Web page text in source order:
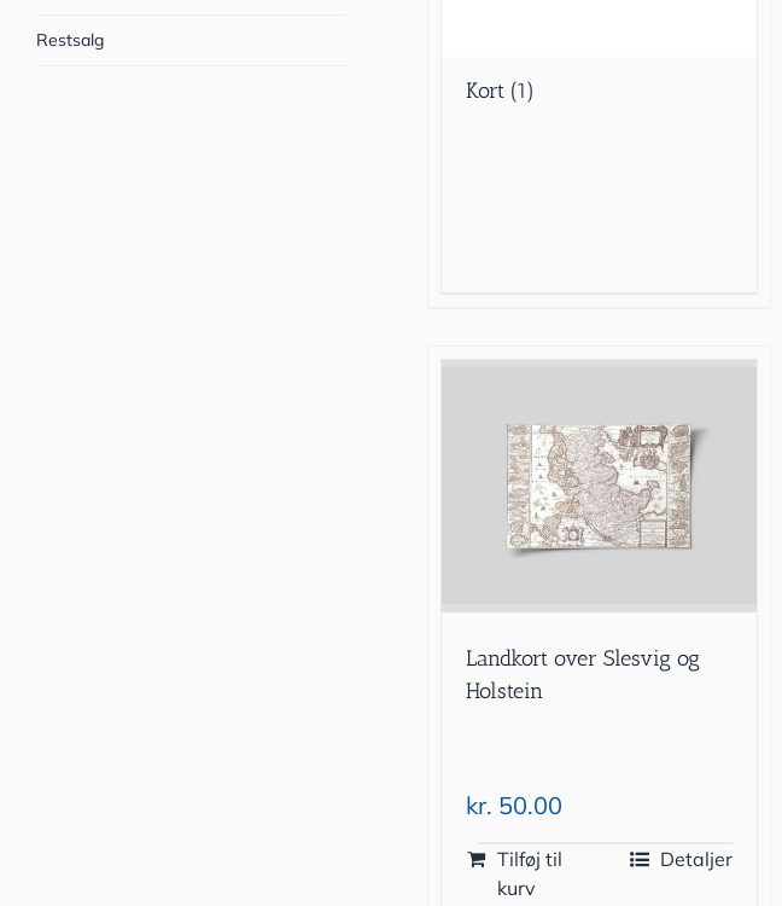
Kort (1)
Landkort over Slesvig og
Holstein
kr. 50.00
Tilføj til
kurv
Detaljer
Restsalg